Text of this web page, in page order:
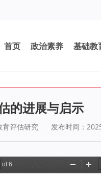
首页 政治素养 基础教
的进展与启示
育评估研究 发布时间：